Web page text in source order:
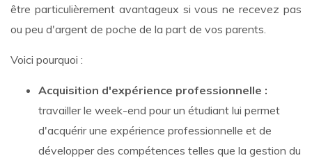
être particulièrement avantageux si vous ne recevez pas
ou peu d'argent de poche de la part de vos parents.
Voici pourquoi :
Acquisition d'expérience professionnelle :
travailler le week-end pour un étudiant lui permet
d'acquérir une expérience professionnelle et de
développer des compétences telles que la gestion du